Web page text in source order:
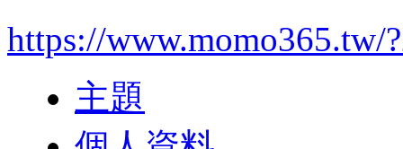
https://www.momo365.tw/
主題